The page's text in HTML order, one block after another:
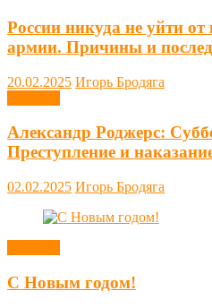
России никуда не уйти
армии. Причины и
20.02.2025 Игорь Бродяга
Александр Роджерс:
Преступление и
02.02.2025 Игорь Бродяга
С Новым годом!